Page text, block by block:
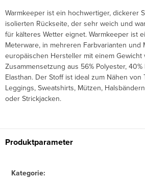
Warmkeeper ist ein hochwertiger, dickerer
isolierten Rückseite, der sehr weich und
für kälteres Wetter eignet. Warmkeeper ist
Meterware, in mehreren Farbvarianten und
europäischen Hersteller mit einem
Zusammensetzung aus 56% Polyester,
Elasthan. Der Stoff ist ideal zum Nähen von
Leggings, Sweatshirts, Mützen,
oder Strickjacken.
Produktparameter
Kategorie: